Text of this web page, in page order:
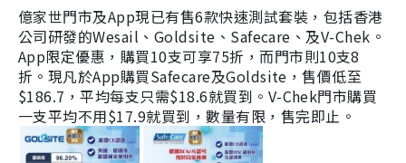
億家世門市及App現已有售6款快速測試套裝，包括香港
公司研發的Wesail、Goldsite、Safecare、及V-Chek。
App限定優惠，購買10支可享75折，而門市則10支8
折。現凡於App購買Safecare及Goldsite，售價低至
$186.7，平均每支只需$18.6就買到。V-Chek門市購買
一支平均不用$17.9就買到，數量有限，售完即止。